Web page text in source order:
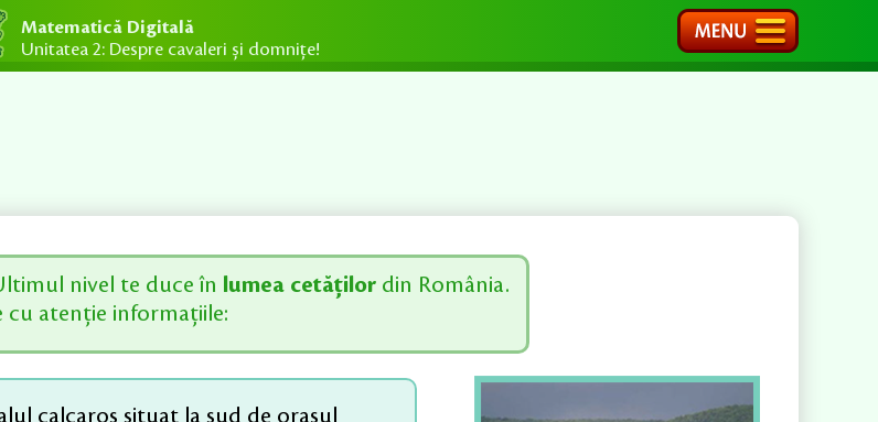
Matematică Digitală
Unitatea 2: Despre cavaleri și domnițe!
nivel te duce în lumea cetăților din România.
cu atenție informațiile:
calcaros situat la sud de orașul